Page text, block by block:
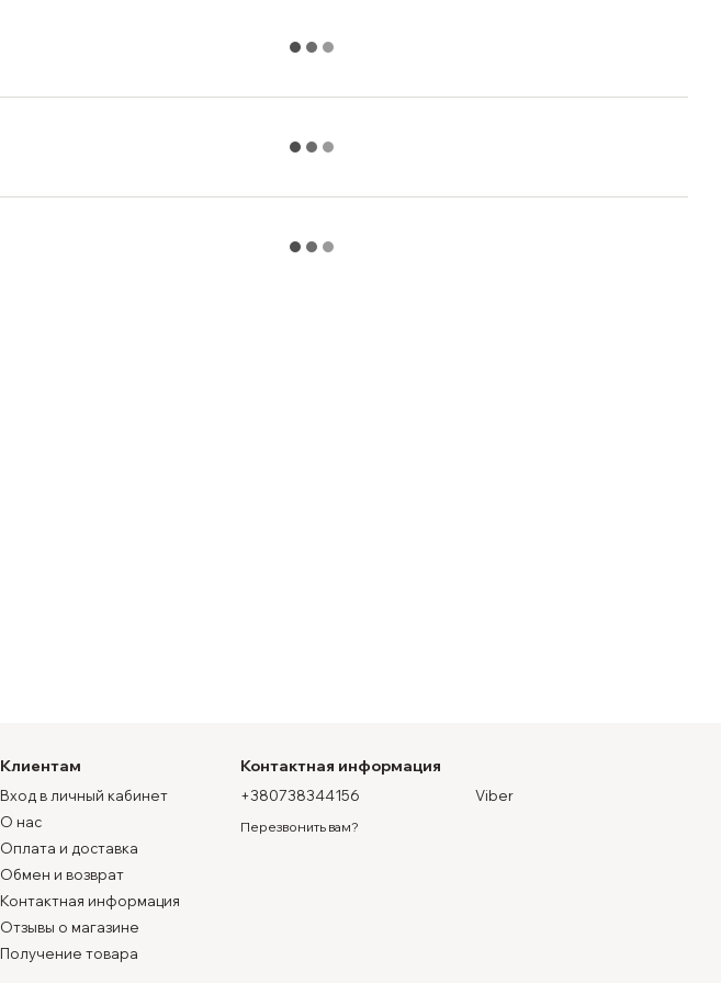
Клиентам
Вход в личный кабинет
О нас
Оплата и доставка
Обмен и возврат
Контактная информация
Отзывы о магазине
Получение товара
Контактная информация
+380738344156
Перезвонить вам?
Viber